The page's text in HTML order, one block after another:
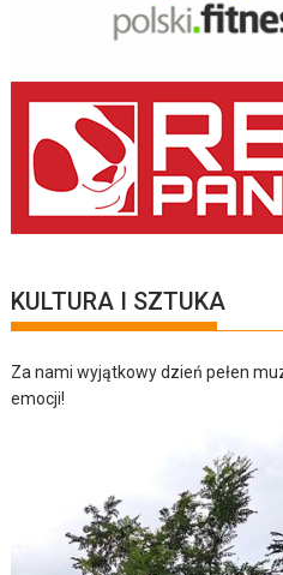
KULTURA I SZTUKA
Za nami wyjątkowy dzień pełen
emocji!